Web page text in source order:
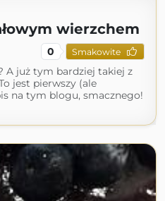
wierzchem
0 Smakowite
A już tym bardziej takiej z
jest pierwszy (ale
na tym blogu, smacznego!